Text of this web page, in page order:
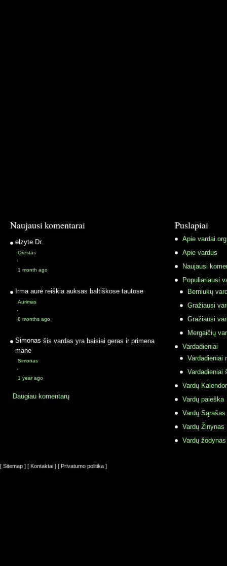
Naujausi komentarai
elzyte Dr.
Orestas
·
1 month ago
Irma aurė reiškia auksas baltiškose tautose
Aurimas
·
8 months ago
Simonas šis vardas yra baisiai geras ir primena
mane
Simonas
·
1 year ago
Daugiau komentarų
Puslapiai
Apie vardai.org
Apie vardus
Naujausi
Populiariausi
Berniukų
Gražiausi
Gražiausi
Mergaičių
Vardadieniai
Vardadieniai
Vardadieniai
Vardų
Vardų paieška
Vardų Sąrašas
Vardų Žinynas
Vardų
[ Sitemap ] [ Kontaktai ] [ Privatumo politika ]